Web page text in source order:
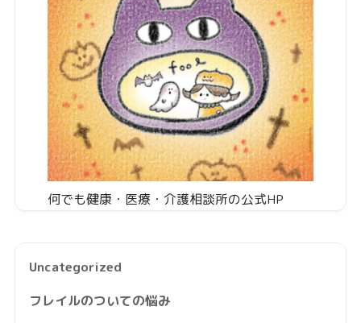
何でも健康・医療・介護相談所の公式HP
Uncategorized
フレイルのついての悩み